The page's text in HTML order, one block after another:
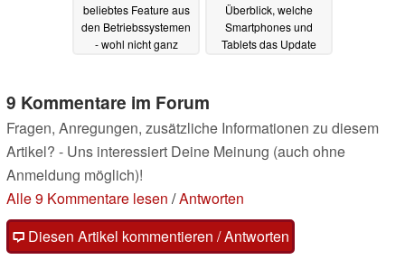
beliebtes Feature aus
den Betriebssystemen
- wohl nicht ganz
Überblick, welche
Smartphones und
Tablets das Update
9 Kommentare im Forum
Fragen, Anregungen, zusätzliche Informationen zu diesem
Artikel? - Uns interessiert Deine Meinung (auch ohne
Anmeldung möglich)!
Alle 9 Kommentare lesen /Antworten
Diesen Artikel kommentieren / Antworten